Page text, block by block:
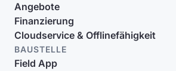
Angebote
Finanzierung
Cloudservice & Offlinefähigkeit
BAUSTELLE
Field App